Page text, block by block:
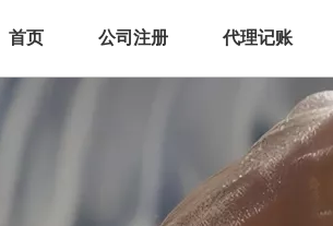
首页 公司注册 代理记账